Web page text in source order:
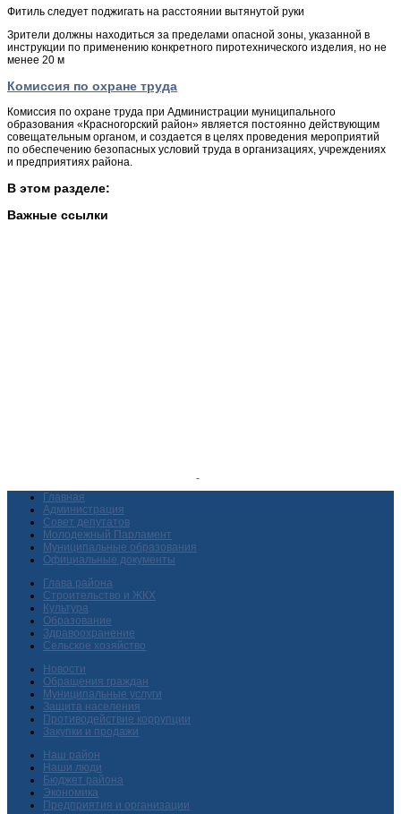
Фитиль следует поджигать на расстоянии вытянутой руки
Зрители должны находиться за пределами опасной зоны, указанной в
инструкции по применению конкретного пиротехнического изделия, но не
менее 20 м
Комиссия по охране труда
Комиссия по охране труда при Администрации муниципального
образования «Красногорский район» является постоянно действующим
совещательным органом, и создается в целях проведения мероприятий
по обеспечению безопасных условий труда в организациях, учреждениях
и предприятиях района.
В этом разделе:
Важные ссылки
Главная
Администрация
Совет депутатов
Молодежный Парламент
Муниципальные образования
Официальные документы
Глава района
Строительство и ЖКХ
Культура
Образование
Здравоохранение
Сельское хозяйство
Новости
Обращения граждан
Муниципальные услуги
Защита населения
Противодействие коррупции
Закупки и продажи
Наш район
Наши люди
Бюджет района
Экономика
Предприятия и организации